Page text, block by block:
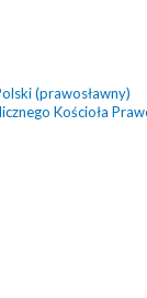
(prawosławny)
Kościoła